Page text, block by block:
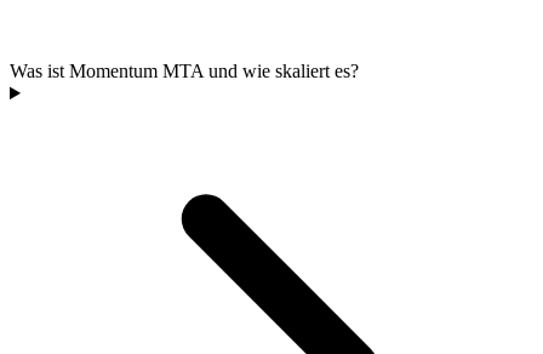
Was ist Momentum MTA und wie skaliert es?